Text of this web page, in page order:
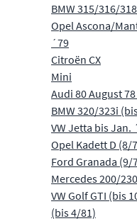
BMW 315/316/
Opel Ascona/
´79
Citroën CX
Mini
Audi 80 August
BMW 320/323i
VW Jetta bis Jan.
Opel Kadett D (8/
Ford Granada (9/
Mercedes 200/
VW Golf GTI (bis
(bis 4/81)